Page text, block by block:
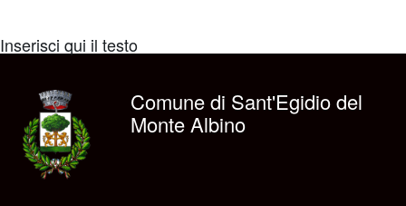
Inserisci qui il testo
Comune di Sant'Egidio del
Monte Albino